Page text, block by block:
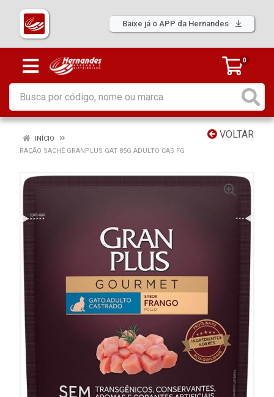
Baixe já o APP da Hernandes
0
VOLTAR
INÍCIO
RAÇÃO SACHÊ GRANPLUS GAT 85G ADULTO CAS FG